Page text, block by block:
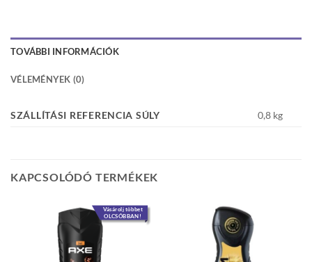
TOVÁBBI INFORMÁCIÓK
VÉLEMÉNYEK (0)
SZÁLLÍTÁSI REFERENCIA SÚLY 0,8 kg
KAPCSOLÓDÓ TERMÉKEK
Vásárolj többet
OLCSÓBBAN!